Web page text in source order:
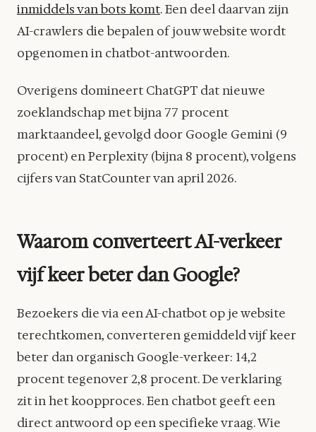
inmiddels van bots komt. Een deel daarvan zijn
AI-crawlers die bepalen of jouw website wordt
opgenomen in chatbot-antwoorden.
Overigens domineert ChatGPT dat nieuwe
zoeklandschap met bijna 77 procent
marktaandeel, gevolgd door Google Gemini (9
procent) en Perplexity (bijna 8 procent), volgens
cijfers van StatCounter van april 2026.
Waarom converteert AI-verkeer
vijf keer beter dan Google?
Bezoekers die via een AI-chatbot op je website
terechtkomen, converteren gemiddeld vijf keer
beter dan organisch Google-verkeer: 14,2
procent tegenover 2,8 procent. De verklaring
zit in het koopproces. Een chatbot geeft een
direct antwoord op een specifieke vraag. Wie